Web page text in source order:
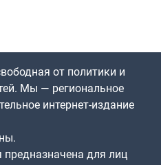
от политики и
Мы — региональное
интернет-издание
для лиц